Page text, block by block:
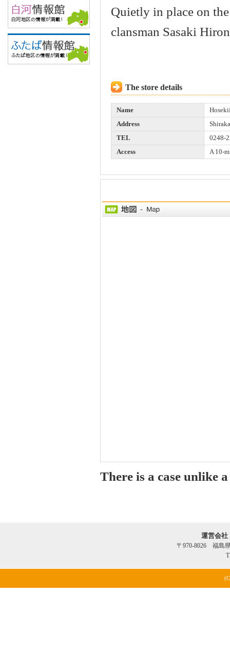
Quietly in place on
clansman Sasaki
The store details
Name
Address
TEL
0248-
Access
A 10-
There is a case unlike
運営会
〒970-8026 福島